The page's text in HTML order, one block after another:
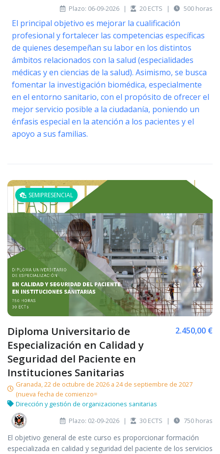
Plazo: 06-09-2026
| 20 ECTS | 500 horas
El principal objetivo es mejorar la cualificación
profesional y fortalecer las competencias específicas
de quienes desempeñan su labor en los distintos
ámbitos relacionados con la salud (especialidades
médicas y en ciencias de la salud). Asimismo, se busca
fomentar la investigación biomédica, especialmente
en el entorno sanitario, con el propósito de ofrecer el
mejor servicio posible a la ciudadanía, poniendo un
énfasis especial en la atención a los pacientes y el
apoyo a sus familias.
SEMIPRESENCIAL
Diploma Universitario de
Especialización en Calidad y
Seguridad del Paciente en
Instituciones Sanitarias
2.450,00 €
Granada, 22 de octubre de 2026 a 24 de septiembre de 2027
(nueva fecha de comienzo=
Dirección y gestión de organizaciones sanitarias
Plazo: 02-09-2026
| 30 ECTS | 750 horas
El objetivo general de este curso es proporcionar formación
especializada en calidad y seguridad del paciente de los servicios